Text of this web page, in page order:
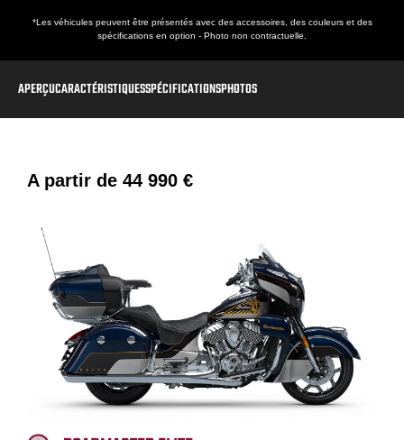
*Les véhicules peuvent être présentés avec des accessoires, des couleurs et des
spécifications en option - Photo non contractuelle.
APERÇUCARACTÉRISTIQUESSPÉCIFICATIONSPHOTOS
A partir de 44 990 €